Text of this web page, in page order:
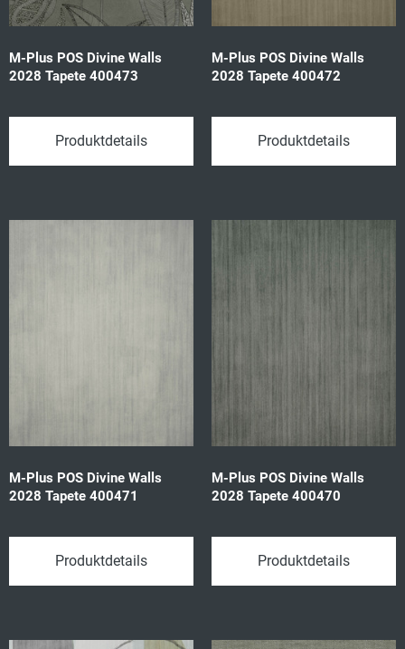
M-Plus POS Divine Walls
2028 Tapete 400473
Produktdetails
M-Plus POS Divine Walls
2028 Tapete 400472
Produktdetails
M-Plus POS Divine Walls
2028 Tapete 400471
Produktdetails
M-Plus POS Divine Walls
2028 Tapete 400470
Produktdetails